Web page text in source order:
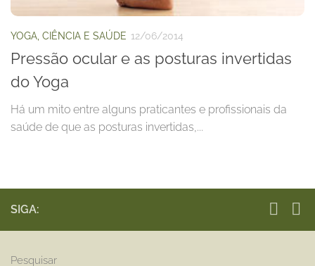
YOGA, CIÊNCIA E SAÚDE 12/06/2014
Pressão ocular e as posturas invertidas
do Yoga
Há um mito entre alguns praticantes e profissionais da
saúde de que as posturas invertidas,...
SIGA:
Pesquisar